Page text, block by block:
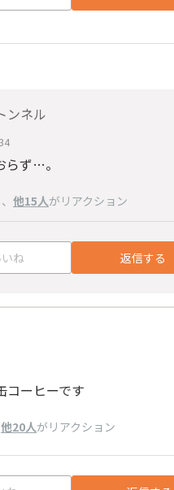
ンネル
らず…。
、 他15人がリアクション
ね 返信する
コーヒーです
他20人がリアクション